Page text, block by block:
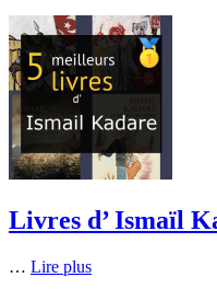
Livres d’ Ismaïl
… Lire plus